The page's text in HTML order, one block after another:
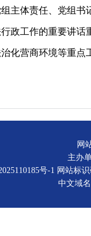
主体责任、党组书
政工作的重要讲
化营商环境等重
网
主办
号-1 网站标
中文域